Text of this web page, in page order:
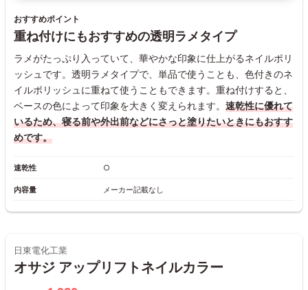
おすすめポイント
重ね付けにもおすすめの透明ラメタイプ
ラメがたっぷり入っていて、華やかな印象に仕上がるネイルポリ
ッシュです。透明ラメタイプで、単品で使うことも、色付きのネ
イルポリッシュに重ねて使うこともできます。重ね付けすると、
ベースの色によって印象を大きく変えられます。 速乾性に優れて
いるため、寝る前や外出前などにさっと塗りたいときにもおすす
めです。
速乾性 ○
内容量 メーカー記載なし
日東電化工業
オサジ アップリフトネイルカラー